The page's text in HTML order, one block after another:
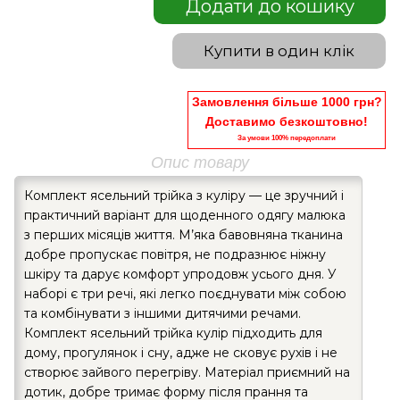
Додати до кошику
Купити в один клік
Замовлення більше 1000 грн?
Доставимо безкоштовно!
За умови 100% передоплати
Опис товару
Комплект ясельний трійка з куліру — це зручний і
практичний варіант для щоденного одягу малюка
з перших місяців життя. М’яка бавовняна тканина
добре пропускає повітря, не подразнює ніжну
шкіру та дарує комфорт упродовж усього дня. У
наборі є три речі, які легко поєднувати між собою
та комбінувати з іншими дитячими речами.
Комплект ясельний трійка кулір підходить для
дому, прогулянок і сну, адже не сковує рухів і не
створює зайвого перегріву. Матеріал приємний на
дотик, добре тримає форму після прання та